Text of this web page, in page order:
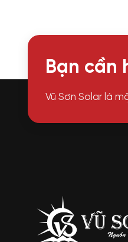
Bạn cần
Vũ Sơn Solar là